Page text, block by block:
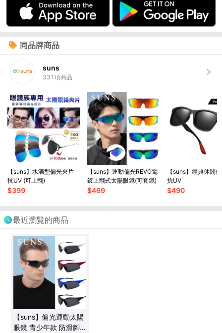
同品牌商品
suns
331 項商品
【suns】水滴型偏光夾片
抗UV (可上翻)
$399
【suns】運動偏光REVO電
鍍上翻式太陽眼鏡(可套鏡)
$469
【suns】經典休閒
抗UV
$490
最近瀏覽的商品
【suns】偏光運動太陽
眼鏡 青少年款 防滑腳